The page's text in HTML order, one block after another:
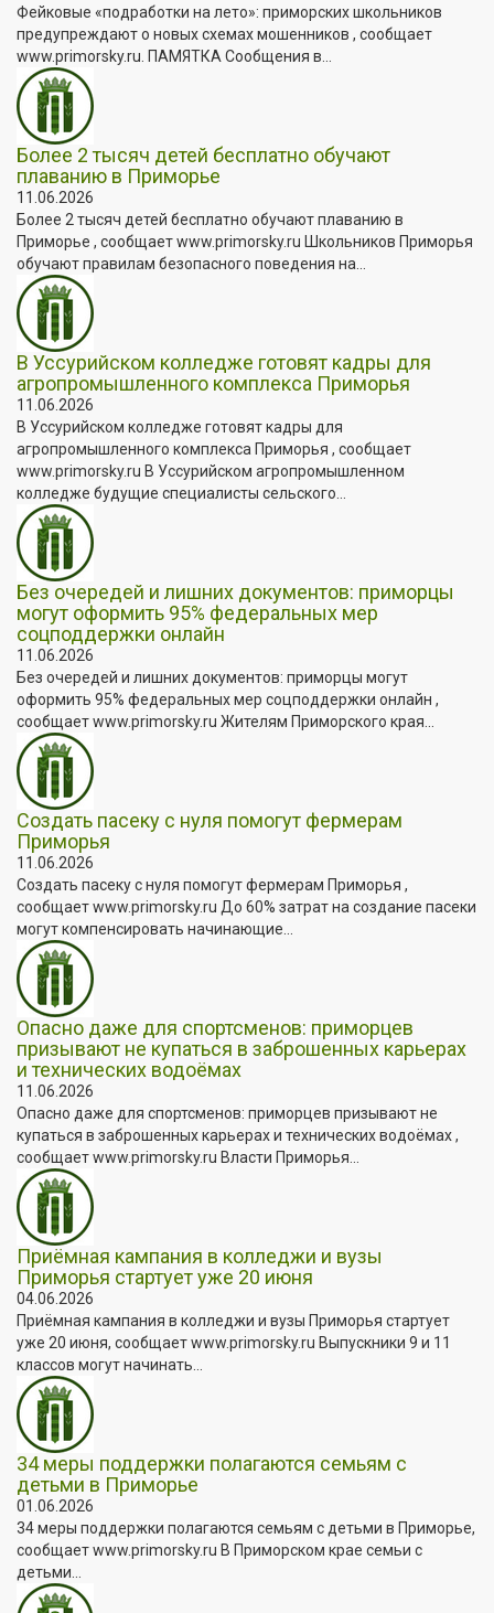
Фейковые «подработки на лето»: приморских школьников
предупреждают о новых схемах мошенников , сообщает
www.primorsky.ru. ПАМЯТКА Сообщения в...
Более 2 тысяч детей бесплатно обучают
плаванию в Приморье
11.06.2026
Более 2 тысяч детей бесплатно обучают плаванию в
Приморье , сообщает www.primorsky.ru Школьников Приморья
обучают правилам безопасного поведения на...
В Уссурийском колледже готовят кадры для
агропромышленного комплекса Приморья
11.06.2026
В Уссурийском колледже готовят кадры для
агропромышленного комплекса Приморья , сообщает
www.primorsky.ru В Уссурийском агропромышленном
колледже будущие специалисты сельского...
Без очередей и лишних документов: приморцы
могут оформить 95% федеральных мер
соцподдержки онлайн
11.06.2026
Без очередей и лишних документов: приморцы могут
оформить 95% федеральных мер соцподдержки онлайн ,
сообщает www.primorsky.ru Жителям Приморского края...
Создать пасеку с нуля помогут фермерам
Приморья
11.06.2026
Создать пасеку с нуля помогут фермерам Приморья ,
сообщает www.primorsky.ru До 60% затрат на создание пасеки
могут компенсировать начинающие...
Опасно даже для спортсменов: приморцев
призывают не купаться в заброшенных карьерах
и технических водоёмах
11.06.2026
Опасно даже для спортсменов: приморцев призывают не
купаться в заброшенных карьерах и технических водоёмах ,
сообщает www.primorsky.ru Власти Приморья...
Приёмная кампания в колледжи и вузы
Приморья стартует уже 20 июня
04.06.2026
Приёмная кампания в колледжи и вузы Приморья стартует
уже 20 июня, сообщает www.primorsky.ru Выпускники 9 и 11
классов могут начинать...
34 меры поддержки полагаются семьям с
детьми в Приморье
01.06.2026
34 меры поддержки полагаются семьям с детьми в Приморье,
сообщает www.primorsky.ru В Приморском крае семьи с
детьми...